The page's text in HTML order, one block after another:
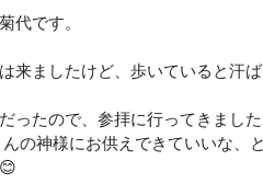
代です。
来ましたけど、歩いていると汗
ったので、参拝に行ってきまし
の神様にお供えできていいな